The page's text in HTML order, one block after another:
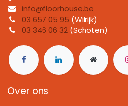
info@floorhouse.be
03 657 05 95 (Wilrijk)
03 346 06 32 (Schoten)
Over ons